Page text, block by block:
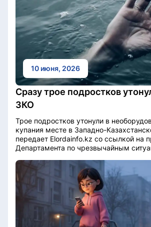
10 июня, 2026
Сразу трое подростков
ЗКО
Трое подростков утонули в
купания месте в Западно-
передает Elordainfo.kz со ссылкой на
Департамента по чрезвычайным